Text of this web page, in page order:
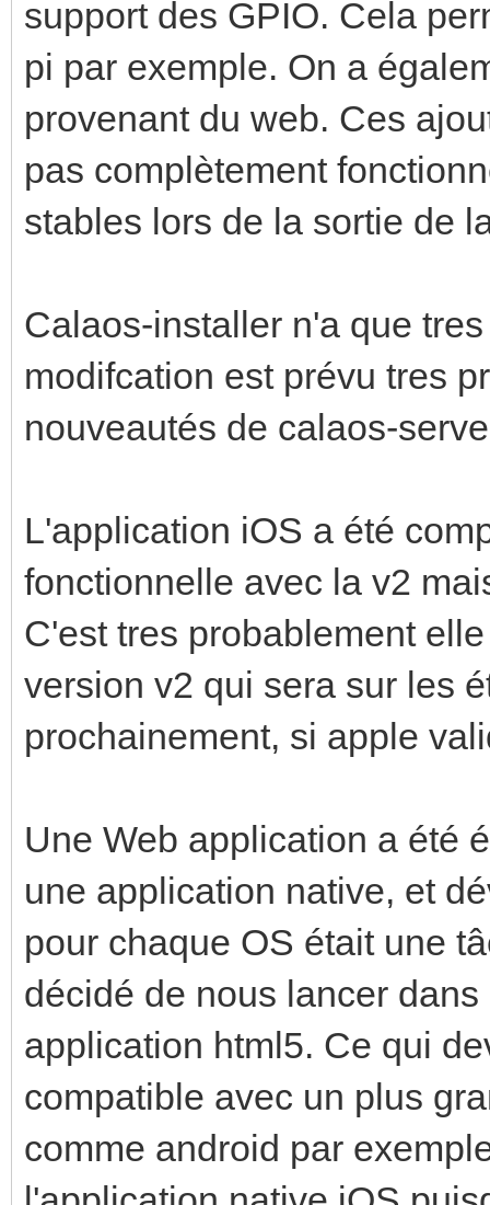
support des GPIO. Cela
pi par exemple. On a
provenant du web. Ces
pas complètement
stables lors de la sortie de
Calaos-installer n'a que
modifcation est prévu tres
nouveautés de calaos-
L'application iOS a été
fonctionnelle avec la v2
C'est tres probablement
version v2 qui sera sur les
prochainement, si apple
Une Web application a été
une application native, et
pour chaque OS était une
décidé de nous lancer
application html5. Ce qui
compatible avec un plus
comme android par